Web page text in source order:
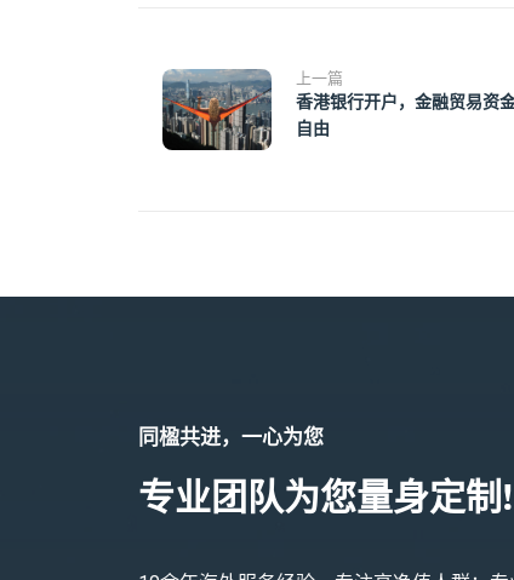
上一篇
香港银行开户，金融贸易资
自由
同楹共进，一心为您
专业团队为您量身定制!